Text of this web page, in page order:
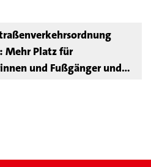
Mehr Platz für
und Fußgänger und